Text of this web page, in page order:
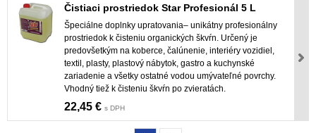
Čistiaci prostriedok Star Profesionál 5 L
Špeciálne doplnky upratovania– unikátny profesionálny
prostriedok k čisteniu organických škvŕn. Určený je
predovšetkým na koberce, čalúnenie, interiéry vozidiel,
textil, plasty, plastový nábytok, gastro a kuchynské
zariadenie a všetky ostatné vodou umývateľné povrchy.
Vhodný tiež k čisteniu škvŕn po zvieratách.
22,45 € s DPH